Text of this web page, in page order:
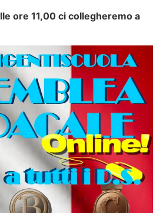
ore 11,00 ci collegheremo a